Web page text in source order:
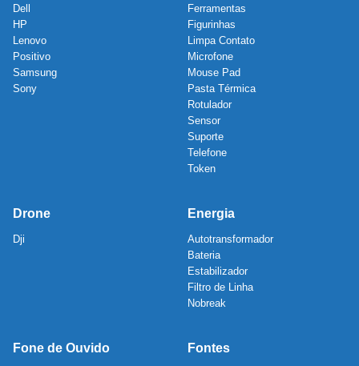
Dell
HP
Lenovo
Positivo
Samsung
Sony
Ferramentas
Figurinhas
Limpa Contato
Microfone
Mouse Pad
Pasta Térmica
Rotulador
Sensor
Suporte
Telefone
Token
Drone
Dji
Energia
Autotransformador
Bateria
Estabilizador
Filtro de Linha
Nobreak
Fone de Ouvido Fontes